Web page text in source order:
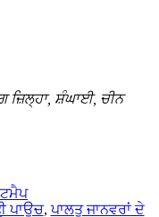
ਜ਼ਿਲ੍ਹਾ, ਸ਼ੰਘਾਈ, ਚੀਨ
ਪਾਊਚ,ਪਾਲਤੂ ਜਾਨਵਰਾਂ ਦੇ